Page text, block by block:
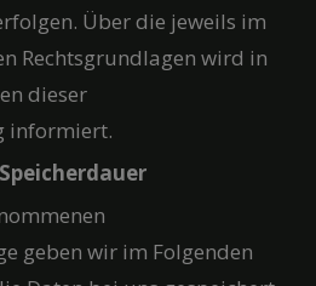
Über die jeweils im
Rechtsgrundlagen wird in
dieser
informiert.
geben wir im Folgenden